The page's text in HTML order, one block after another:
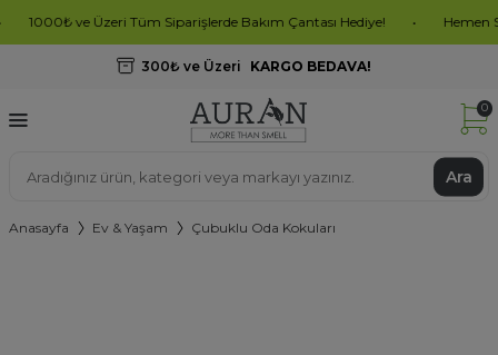
ve Üzeri Tüm Siparişlerde Bakım Çantası Hediye! • Hemen
300₺ ve Üzeri KARGO BEDAVA!
Ara
0
Anasayfa Ev & Yaşam Çubuklu Oda Kokuları